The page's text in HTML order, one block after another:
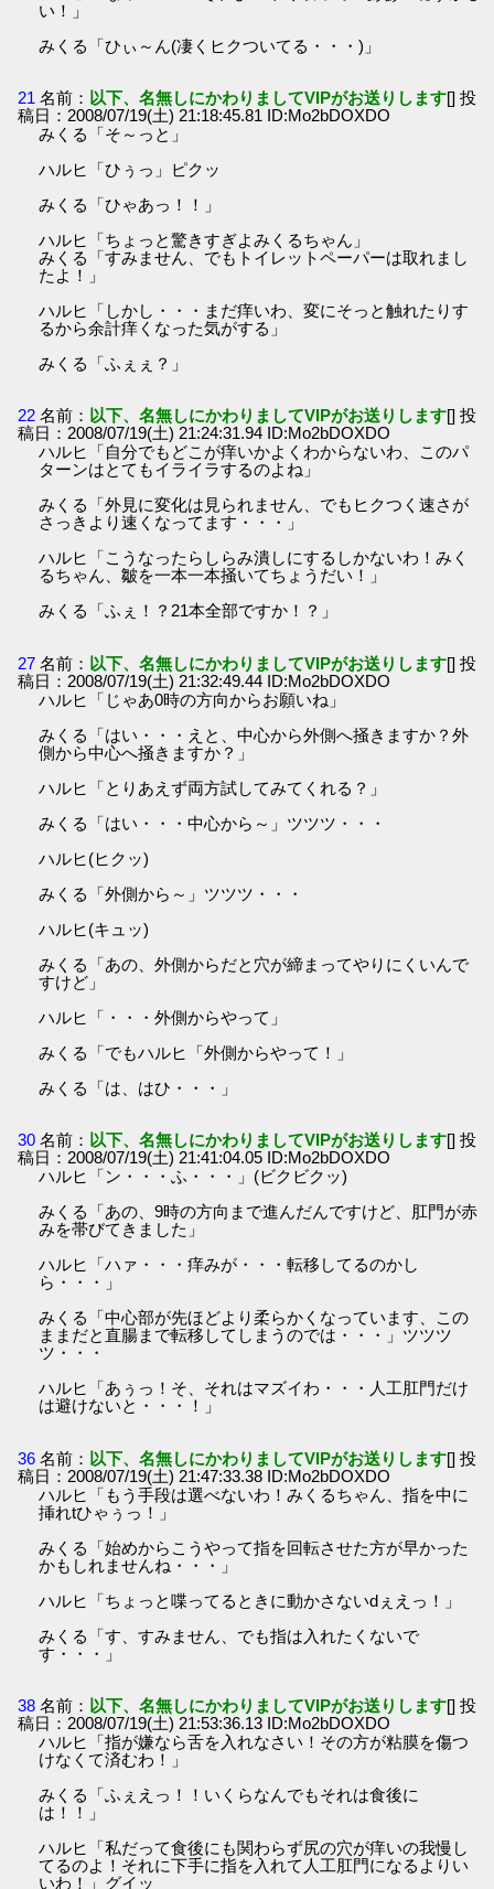
い！」
みくる「ひぃ～ん(凄くヒクついてる・・・)」
21 名前： 以下、名無しにかわりましてVIPがお送りします[] 投
稿日：2008/07/19(土) 21:18:45.81 ID:Mo2bDOXDO
みくる「そ～っと」
ハルヒ「ひぅっ」ピクッ
みくる「ひゃあっ！！」
ハルヒ「ちょっと驚きすぎよみくるちゃん」
みくる「すみません、でもトイレットペーパーは取れまし
たよ！」
ハルヒ「しかし・・・まだ痒いわ、変にそっと触れたりす
るから余計痒くなった気がする」
みくる「ふぇぇ？」
22 名前： 以下、名無しにかわりましてVIPがお送りします[] 投
稿日：2008/07/19(土) 21:24:31.94 ID:Mo2bDOXDO
ハルヒ「自分でもどこが痒いかよくわからないわ、このパ
ターンはとてもイライラするのよね」
みくる「外見に変化は見られません、でもヒクつく速さが
さっきより速くなってます・・・」
ハルヒ「こうなったらしらみ潰しにするしかないわ！みく
るちゃん、皺を一本一本掻いてちょうだい！」
みくる「ふぇ！？21本全部ですか！？」
27 名前： 以下、名無しにかわりましてVIPがお送りします[] 投
稿日：2008/07/19(土) 21:32:49.44 ID:Mo2bDOXDO
ハルヒ「じゃあ0時の方向からお願いね」
みくる「はい・・・えと、中心から外側へ掻きますか？外
側から中心へ掻きますか？」
ハルヒ「とりあえず両方試してみてくれる？」
みくる「はい・・・中心から～」ツツツ・・・
ハルヒ(ヒクッ)
みくる「外側から～」ツツツ・・・
ハルヒ(キュッ)
みくる「あの、外側からだと穴が締まってやりにくいんで
すけど」
ハルヒ「・・・外側からやって」
みくる「でもハルヒ「外側からやって！」
みくる「は、はひ・・・」
30 名前： 以下、名無しにかわりましてVIPがお送りします[] 投
稿日：2008/07/19(土) 21:41:04.05 ID:Mo2bDOXDO
ハルヒ「ン・・・ふ・・・」(ビクビクッ)
みくる「あの、9時の方向まで進んだんですけど、肛門が赤
みを帯びてきました」
ハルヒ「ハァ・・・痒みが・・・転移してるのかし
ら・・・」
みくる「中心部が先ほどより柔らかくなっています、この
ままだと直腸まで転移してしまうのでは・・・」ツツツ
ツ・・・
ハルヒ「あぅっ！そ、それはマズイわ・・・人工肛門だけ
は避けないと・・・！」
36 名前： 以下、名無しにかわりましてVIPがお送りします[] 投
稿日：2008/07/19(土) 21:47:33.38 ID:Mo2bDOXDO
ハルヒ「もう手段は選べないわ！みくるちゃん、指を中に
挿れtひゃぅっ！」
みくる「始めからこうやって指を回転させた方が早かった
かもしれませんね・・・」
ハルヒ「ちょっと喋ってるときに動かさないdぇえっ！」
みくる「す、すみません、でも指は入れたくないで
す・・・」
38 名前： 以下、名無しにかわりましてVIPがお送りします[] 投
稿日：2008/07/19(土) 21:53:36.13 ID:Mo2bDOXDO
ハルヒ「指が嫌なら舌を入れなさい！その方が粘膜を傷つ
けなくて済むわ！」
みくる「ふぇえっ！！いくらなんでもそれは食後に
は！！」
ハルヒ「私だって食後にも関わらず尻の穴が痒いの我慢し
てるのよ！それに下手に指を入れて人工肛門になるよりい
いわ！」グイッ